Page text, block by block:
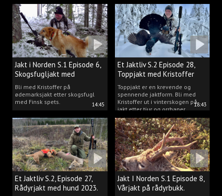
14:45
Jakt i Norden S.1 Episode 6,
Skogsfugljakt med
spetshund.
Bli med Kristoffer på
ødemarksjakt etter skogsfugl
med Finsk spets.
18:43
Et Jaktliv S.2 Episode 28,
Toppjakt med Kristoffer
Clausen
Toppjakt er en krevende og
spennende jaktform. Bli med
Kristoffer ut i vinterskogen på
jakt etter tiur og orrhaner.
Et Jaktliv S.2, Episode 27,
Rådyrjakt med hund 2023.
Jakt I Norden S.1 Episode 8,
Vårjakt på rådyrbukk.